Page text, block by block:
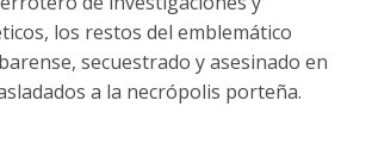
los restos del emblemático
secuestrado y asesinado en
a la necrópolis porteña.